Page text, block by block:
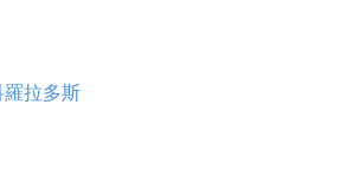
拉多斯